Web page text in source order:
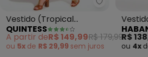
Quintess -
Vestido (Tropical
Bordado) em Malha Fria
QUINTESS
A partir deR$ 149,99R$ 179,99
ou 5x de R$ 29,99 sem juros
R$
ou 4x